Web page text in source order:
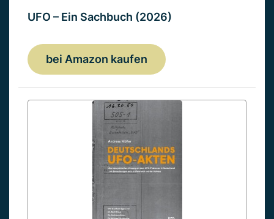
UFO – Ein Sachbuch (2026)
bei Amazon kaufen